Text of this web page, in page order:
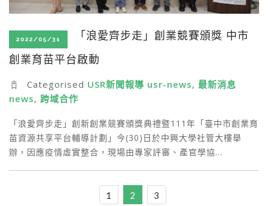
2022/05/31
「浪愛齊步走」創業競賽頒獎 中市
創業育苗平台啟動
Categorised USR新聞報導 usr-news, 最新消息
news, 跨域合作
「浪愛齊步走」創新創業競賽頒獎典禮暨111年「臺中市創業育
苗資源共享平台輔導計劃」今(30)日於中興大學社管大樓舉
辦，因應疫情虛實整合，現場由專家評審、產官學協…
1 2 3